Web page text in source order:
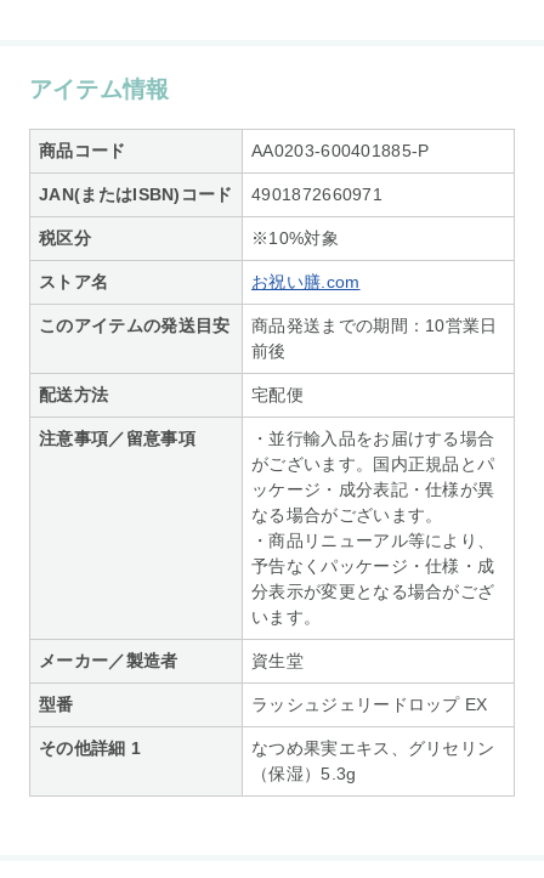
アイテム情報
商品コード AA0203-600401885-P
JAN(またはISBN)コード 4901872660971
税区分 ※10%対象
ストア名 お祝い膳.com
このアイテムの発送目安
商品発送までの期間：10営業日
前後
配送方法 宅配便
注意事項／留意事項
・並行輸入品をお届けする場合
がございます。国内正規品とパ
ッケージ・成分表記・仕様が異
なる場合がございます。
・商品リニューアル等により、
予告なくパッケージ・仕様・成
分表示が変更となる場合がござ
います。
メーカー／製造者 資生堂
型番 ラッシュジェリードロップ EX
その他詳細 1
なつめ果実エキス、グリセリン
（保湿）5.3g